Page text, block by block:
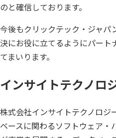
のと確信しております。
今後もクリックテック・ジャ
決にお役に立てるようにパート
てまいります。
インサイトテクノロ
株式会社インサイトテクノロジ
ベースに関わるソフトウェア・